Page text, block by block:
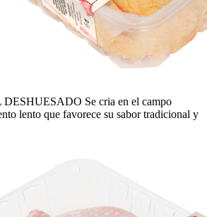
DESHUESADO Se cria en el campo
lento que favorece su sabor tradicional y